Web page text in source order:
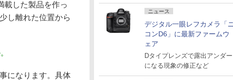
ニュース
デジタル一眼レフカメラ「ニ
コンD6」に最新ファームウ
ェア
Dタイプレンズで露出アンダー
になる現象の修正など
載した製品を作っ
し離れた位置から
になります。具体